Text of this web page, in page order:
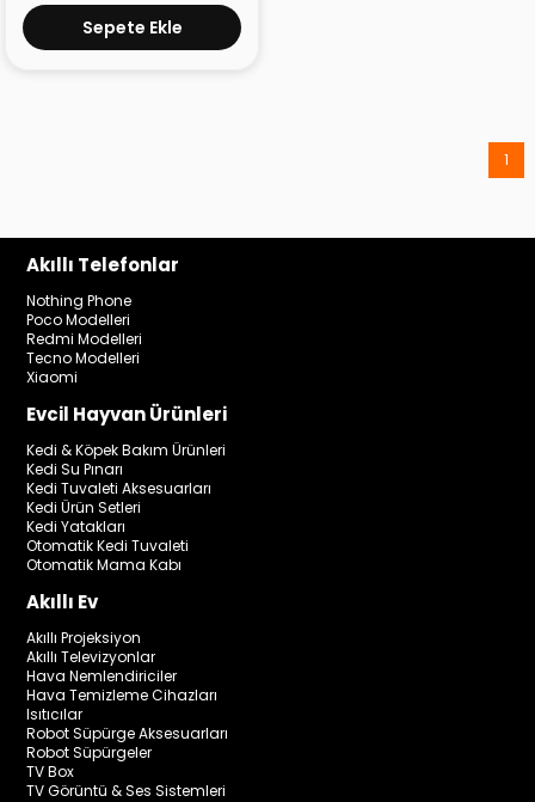
Sepete Ekle
1
Akıllı Telefonlar
Nothing Phone
Poco Modelleri
Redmi Modelleri
Tecno Modelleri
Xiaomi
Evcil Hayvan Ürünleri
Kedi & Köpek Bakım Ürünleri
Kedi Su Pınarı
Kedi Tuvaleti Aksesuarları
Kedi Ürün Setleri
Kedi Yatakları
Otomatik Kedi Tuvaleti
Otomatik Mama Kabı
Akıllı Ev
Akıllı Projeksiyon
Akıllı Televizyonlar
Hava Nemlendiriciler
Hava Temizleme Cihazları
Isıtıcılar
Robot Süpürge Aksesuarları
Robot Süpürgeler
TV Box
TV Görüntü & Ses Sistemleri